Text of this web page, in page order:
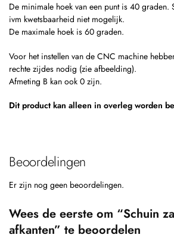
De minimale hoek van een punt is 40 graden.
ivm kwetsbaarheid niet mogelijk.
De maximale hoek is 60 graden.
Voor het instellen van de CNC machine
rechte zijdes nodig (zie afbeelding).
Afmeting B kan ook 0 zijn.
Dit product kan alleen in overleg worden
Beoordelingen
Er zijn nog geen beoordelingen.
Wees de eerste om “Schuin
afkanten” te beoordelen